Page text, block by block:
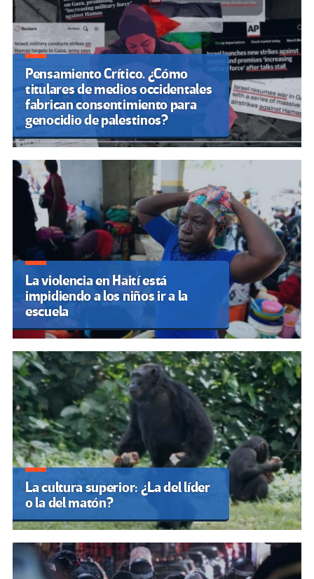
Pensamiento Crítico. ¿Cómo
titulares de medios occidentales
fabrican consentimiento para
genocidio de palestinos?
La violencia en Haití está
impidiendo a los niños ir a la
escuela
La cultura superior: ¿La del líder
o la del matón?